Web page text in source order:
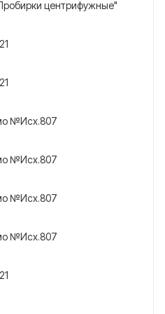
центрифужные"
№Исх.807
№Исх.807
№Исх.807
№Исх.807